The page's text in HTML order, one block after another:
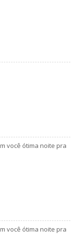
você ótima noite pra
você ótima noite pra